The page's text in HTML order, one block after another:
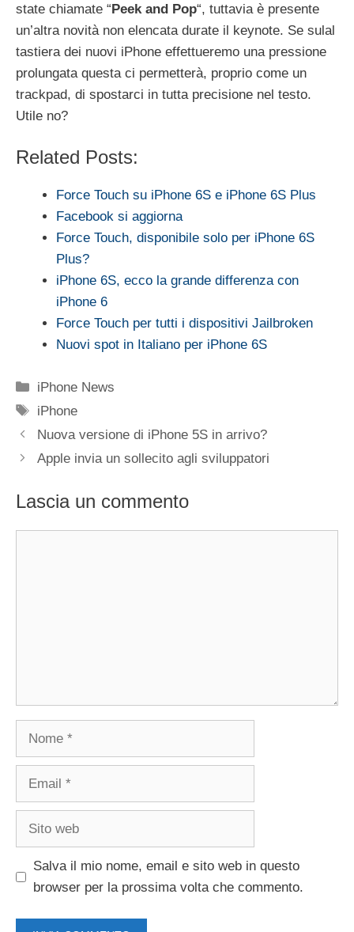
state chiamate “Peek and Pop“, tuttavia è presente
un’altra novità non elencata durate il keynote. Se sulal
tastiera dei nuovi iPhone effettueremo una pressione
prolungata questa ci permetterà, proprio come un
trackpad, di spostarci in tutta precisione nel testo.
Utile no?
Related Posts:
Force Touch su iPhone 6S e iPhone 6S Plus
Facebook si aggiorna
Force Touch, disponibile solo per iPhone 6S
Plus?
iPhone 6S, ecco la grande differenza con
iPhone 6
Force Touch per tutti i dispositivi Jailbroken
Nuovi spot in Italiano per iPhone 6S
Categorie
iPhone News
Tag
iPhone
Nuova versione di iPhone 5S in arrivo?
Apple invia un sollecito agli sviluppatori
Lascia un commento
Nome
Email
Sito
Salva il mio nome, email e sito web in questo
browser per la prossima volta che commento.